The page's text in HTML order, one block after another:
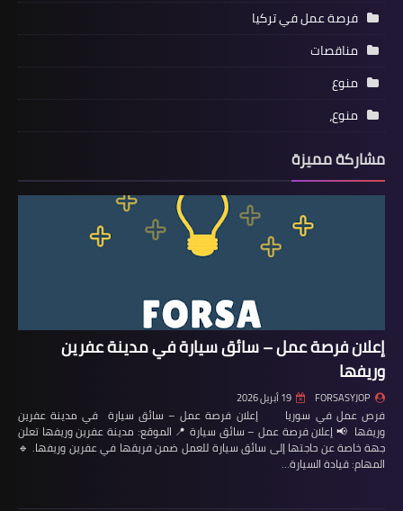
فرصة عمل في تركيا
مناقصات
منوع
منوع،
مشاركة مميزة
إعلان فرصة عمل – سائق سيارة في مدينة عفرين
وريفها
FORSASYJOP 19 أبريل 2026
فرص عمل في سوريا إعلان فرصة عمل – سائق سيارة في مدينة عفرين
وريفها 📢 إعلان فرصة عمل – سائق سيارة 📍 الموقع: مدينة عفرين وريفها تعلن
جهة خاصة عن حاجتها إلى سائق سيارة للعمل ضمن فريقها في عفرين وريفها. 🔹
المهام: قيادة السيارة…